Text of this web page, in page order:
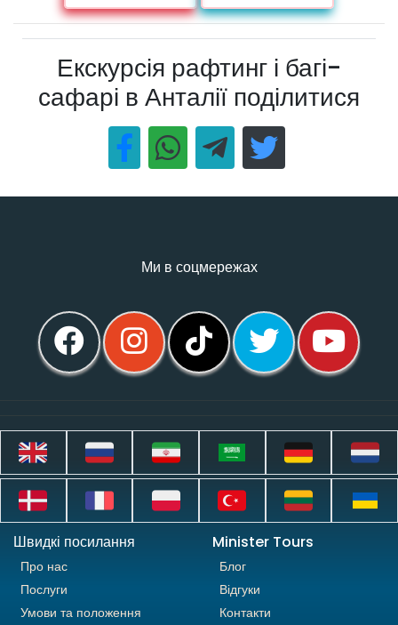
Екскурсія рафтинг і багі-
сафарі в Анталії поділитися
Ми в соцмережах
Швидкі посилання
Про нас
Послуги
Умови та положення
Minister Tours
Блог
Відгуки
Контакти